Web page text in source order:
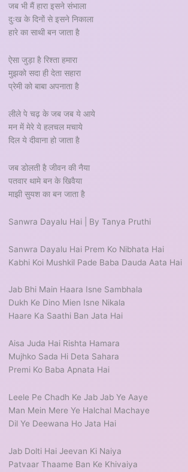
जब भी मैं हारा इसने संभाला
दुःख के दिनों से इसने निकाला
हारे का साथी बन जाता है
ऐसा जुड़ा है रिश्ता हमारा
मुझको सदा ही देता सहारा
प्रेमी को बाबा अपनाता है
लीले पे चढ़ के जब जब ये आये
मन में मेरे ये हलचल मचाये
दिल ये दीवाना हो जाता है
जब डोलती है जीवन की नैया
पतवार थामे बन के खिवैया
माझी सुयश का बन जाता है
Sanwra Dayalu Hai | By Tanya Pruthi
Sanwra Dayalu Hai Prem Ko Nibhata Hai
Kabhi Koi Mushkil Pade Baba Dauda Aata Hai
Jab Bhi Main Haara Isne Sambhala
Dukh Ke Dino Mien Isne Nikala
Haare Ka Saathi Ban Jata Hai
Aisa Juda Hai Rishta Hamara
Mujhko Sada Hi Deta Sahara
Premi Ko Baba Apnata Hai
Leele Pe Chadh Ke Jab Jab Ye Aaye
Man Mein Mere Ye Halchal Machaye
Dil Ye Deewana Ho Jata Hai
Jab Dolti Hai Jeevan Ki Naiya
Patvaar Thaame Ban Ke Khivaiya